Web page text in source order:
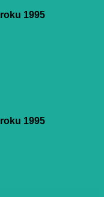
1995
1995